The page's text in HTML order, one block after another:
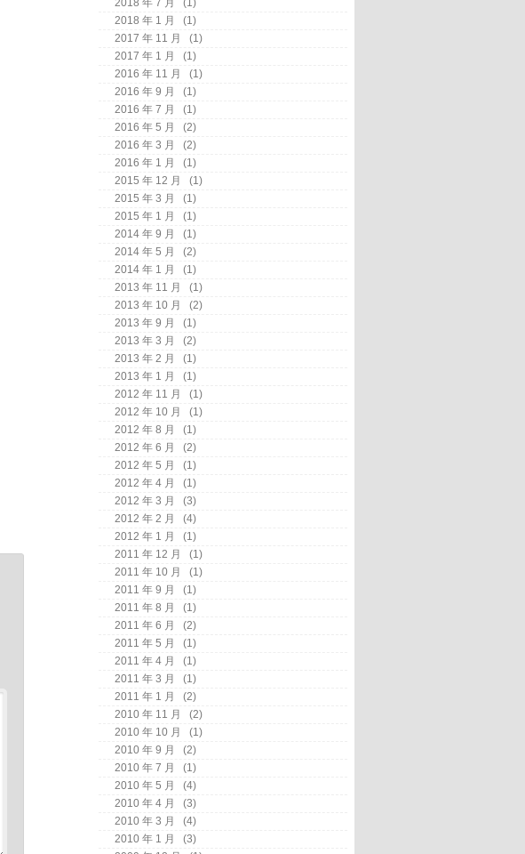
2018 年 1 月
(1)
2017 年 11 月
(1)
2017 年 1 月
(1)
2016 年 11 月
(1)
2016 年 9 月
(1)
2016 年 7 月
(1)
2016 年 5 月
(2)
2016 年 3 月
(2)
2016 年 1 月
(1)
2015 年 12 月
(1)
2015 年 3 月
(1)
2015 年 1 月
(1)
2014 年 9 月
(1)
2014 年 5 月
(2)
2014 年 1 月
(1)
2013 年 11 月
(1)
2013 年 10 月
(2)
2013 年 9 月
(1)
2013 年 3 月
(2)
2013 年 2 月
(1)
2013 年 1 月
(1)
2012 年 11 月
(1)
2012 年 10 月
(1)
2012 年 8 月
(1)
2012 年 6 月
(2)
2012 年 5 月
(1)
2012 年 4 月
(1)
2012 年 3 月
(3)
2012 年 2 月
(4)
2012 年 1 月
(1)
2011 年 12 月
(1)
2011 年 10 月
(1)
2011 年 9 月
(1)
2011 年 8 月
(1)
2011 年 6 月
(2)
2011 年 5 月
(1)
2011 年 4 月
(1)
2011 年 3 月
(1)
2011 年 1 月
(2)
2010 年 11 月
(2)
2010 年 10 月
(1)
2010 年 9 月
(2)
2010 年 7 月
(1)
2010 年 5 月
(4)
2010 年 4 月
(3)
2010 年 3 月
(4)
2010 年 1 月
(3)